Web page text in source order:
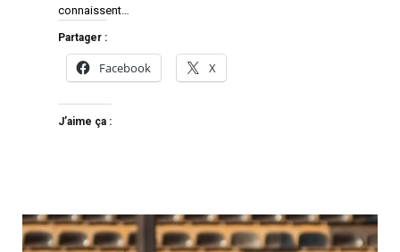
connaissent…
Partager :
Facebook X
J’aime ça :